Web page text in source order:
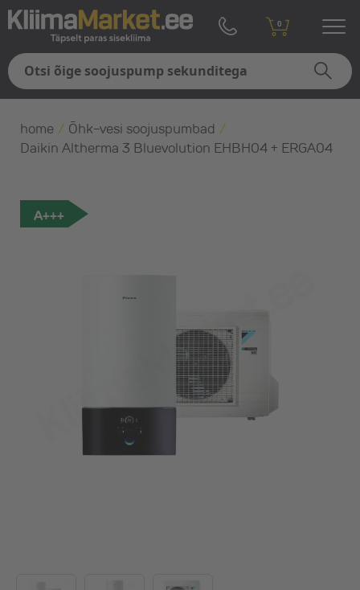
0
home / Õhk-vesi soojuspumbad /
Daikin Altherma 3 Bluevolution EHBH04 + ERGA04
A+++